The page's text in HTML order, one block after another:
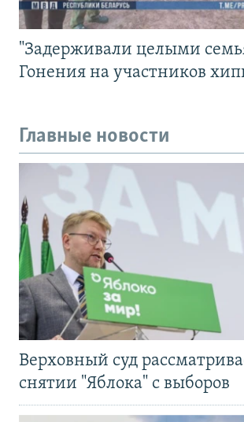
"Задерживали целыми
Гонения на участников
Главные новости
Верховный суд
снятии "Яблока" с выборов